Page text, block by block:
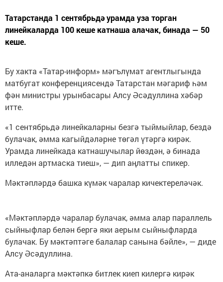
Татарстанда 1 сентябрьдә урамда уза торган
линейкаларда 100 кеше катнаша алачак, бинада — 50
кеше.
Бу хакта «Татар-информ» мәгълүмат агентлыгында
матбугат конференциясендә Татарстан мәгариф һәм
фән министры урынбасары Алсу Әсәдуллина хәбәр
итте.
«1 сентябрьдә линейкаларны безгә тыймыйлар, бездә
булачак, әмма кагыйдәләрне төгәл үтәргә кирәк.
Урамда линейкада катнашучылар йөздән, ә бинада
илледән артмаска тиеш», — дип аңлатты спикер.
Мәктәпләрдә башка күмәк чаралар кичектереләчәк.
«Мәктәпләрдә чаралар булачак, әмма алар параллель
сыйныфлар белән бергә яки аерым сыйныфларда
булачак. Бу мәктәптәге балалар санына бәйле», — диде
Алсу Әсәдуллина.
Ата-аналарга мәктәпкә битлек киеп килергә кирәк